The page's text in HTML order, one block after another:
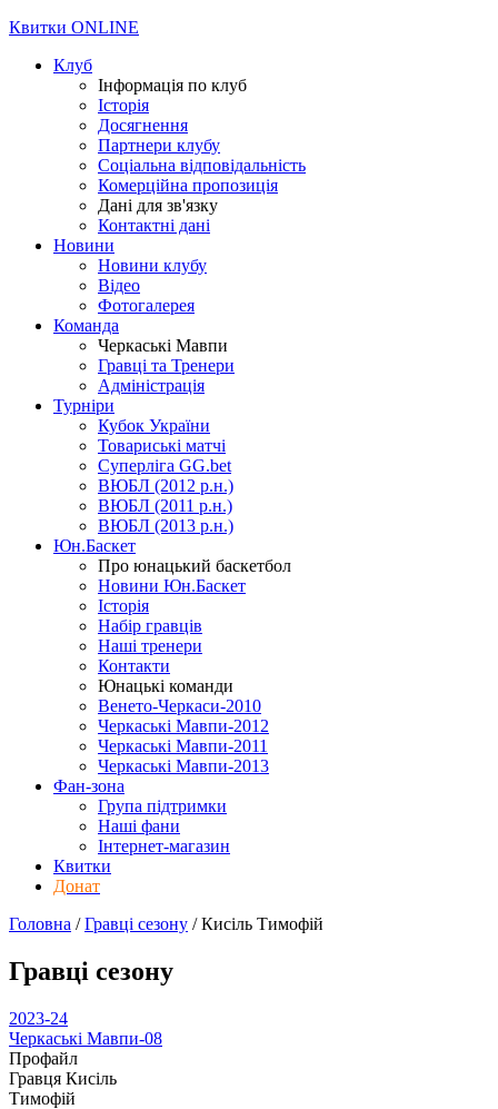
Квитки ONLINE
Клуб
Інформація по клуб
Історія
Досягнення
Партнери клубу
Соціальна відповідальність
Комерційна пропозиція
Дані для зв'язку
Контактні дані
Новини
Новини клубу
Відео
Фотогалерея
Команда
Черкаські Мавпи
Гравці та Тренери
Адміністрація
Турніри
Кубок України
Товариські матчі
Суперліга GG.bet
ВЮБЛ (2012 р.н.)
ВЮБЛ (2011 р.н.)
ВЮБЛ (2013 р.н.)
Юн.Баскет
Про юнацький баскетбол
Новини Юн.Баскет
Історія
Набір гравців
Наші тренери
Контакти
Юнацькі команди
Венето-Черкаси-2010
Черкаські Мавпи-2012
Черкаські Мавпи-2011
Черкаські Мавпи-2013
Фан-зона
Група підтримки
Наші фани
Інтернет-магазин
Квитки
Донат
Головна /Гравці сезону /Кисіль Тимофій
Гравці сезону
2023-24
Черкаські Мавпи-08
Профайл
Гравця Кисіль
Тимофій